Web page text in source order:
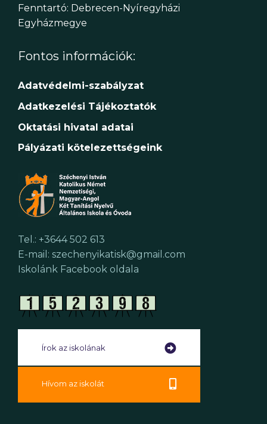
Fenntartó: Debrecen-Nyíregyházi
Egyházmegye
Fontos információk:
Adatvédelmi-szabályzat
Adatkezelési Tájékoztatók
Oktatási hivatal adatai
Pályázati kötelezettségeink
Tel.: +3644 502 613
E-mail: szechenyikatisk@gmail.com
Iskolánk Facebook oldala
Írok az iskolának
Hívom az iskolát